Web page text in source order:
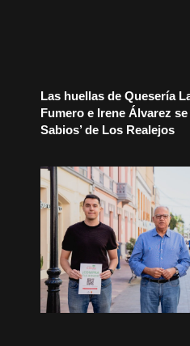
Las huellas de Quesería
Fumero e Irene Álvarez
Sabios’ de Los Realejos